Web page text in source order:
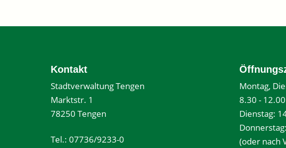
Kontakt
Stadtverwaltung Tengen
Marktstr. 1
78250 Tengen
Tel.: 07736/9233-0
Montag,
8.30 -
Dienstag:
(oder nach